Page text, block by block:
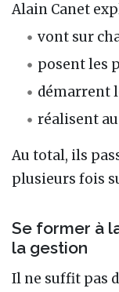
Alain Canet
vont sur
posent les
démarrent
réalisent
Au total, ils
plusieurs fois
Se former à
la gestion
Il ne suffit pas